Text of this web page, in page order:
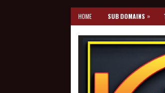
HOME SUB DOMAINS »